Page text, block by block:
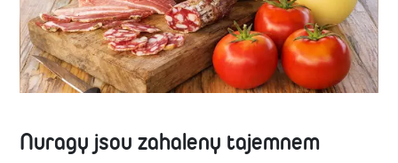
Nuragy jsou zahaleny tajemnem